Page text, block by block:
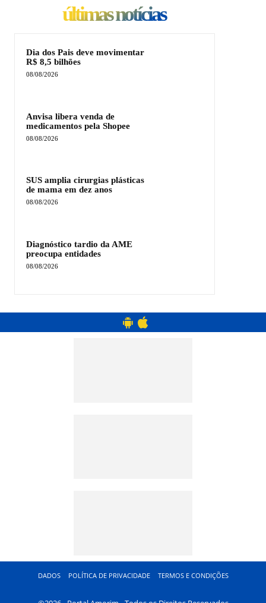
últimas notícias
Dia dos Pais deve movimentar
R$ 8,5 bilhões
08/08/2026
Anvisa libera venda de
medicamentos pela Shopee
08/08/2026
SUS amplia cirurgias plásticas
de mama em dez anos
08/08/2026
Diagnóstico tardio da AME
preocupa entidades
08/08/2026
DADOS POLÍTICA DE PRIVACIDADE TERMOS E CONDIÇÕES